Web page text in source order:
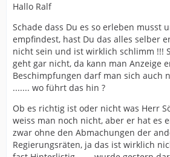
Hallo Ralf
Schade dass Du es so erleben musst
empfindest, hast Du das alles selber
nicht sein und ist wirklich schlimm !!!
geht gar nicht, da kann man Anzeige
Beschimpfungen darf man sich auch
....... wo führt das hin ?
Ob es richtig ist oder nicht was Herr
weiss man noch nicht, aber er hat es
zwar ohne den Abmachungen der
Regierungsräten, ja das ist wirklich